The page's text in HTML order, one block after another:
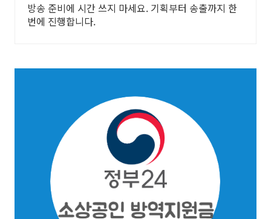
방송 준비에 시간 쓰지 마세요. 기획부터 송출까지 한
번에 진행합니다.